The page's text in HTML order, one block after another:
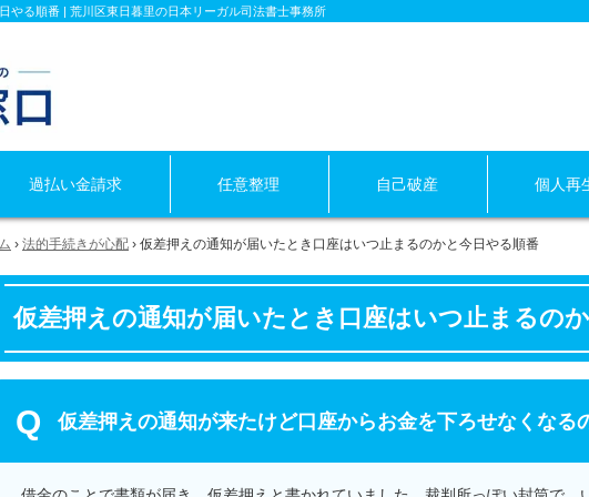
やる順番 | 荒川区東日暮里の日本リーガル司法書士事務所
過払い金請求 任意整理 自己破産 個人再
› 法的手続きが心配 › 仮差押えの通知が届いたとき口座はいつ止まるのかと今日やる順番
仮差押えの通知が届いたとき口座はいつ止まるの
仮差押えの通知が来たけど口座からお金を下ろせなくなる